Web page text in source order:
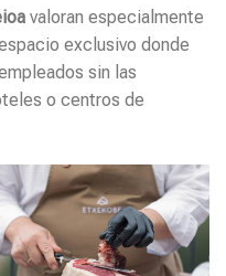
valoran especialmente
exclusivo donde
sin las
o centros de